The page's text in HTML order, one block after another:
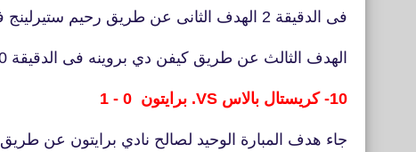
فى الدقيقة 2 الهدف الثانى عن طريق رحيم ستيرلينج فى الدقيقة 15
الهدف الثالث عن طريق كيفن دي بروينه فى الدقيقة 40.
10- كريستال بالاس VS. برايتون 0 - 1
جاء هدف المبارة الوحيد لصالح نادي برايتون عن طريق